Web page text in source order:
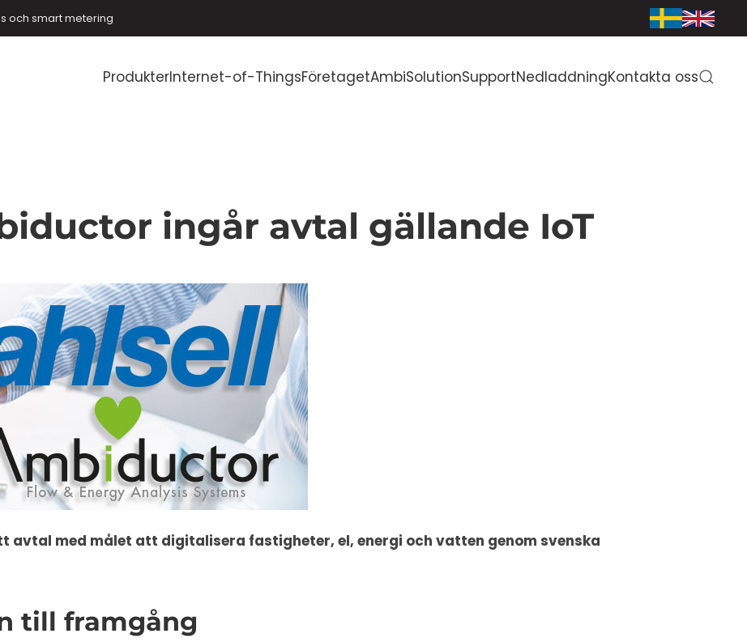
och smart metering
ProdukterInternet-of-ThingsFöretagetAmbiSolutionSupportNedladdningKontakta oss
ingår avtal gällande IoT
avtal med målet att digitalisera fastigheter, el, energi och vatten genom svenska
till framgång